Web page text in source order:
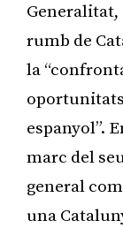
Generalitat,
rumb de
la
oportunitats
espanyol”.
marc del
general
una